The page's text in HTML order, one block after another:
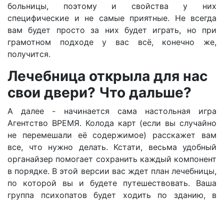
больницы, поэтому и свойства у них
специфические и не самые приятные. Не всегда
вам будет просто за них будет играть, но при
грамотном подходе у вас всё, конечно же,
получится.
Лечебница открыла для нас
свои двери? Что дальше?
А далее - начинается сама настольная игра
Агентство ВРЕМЯ. Колода карт (если вы случайно
не перемешали её содержимое) расскажет вам
все, что нужно делать. Кстати, весьма удобный
органайзер помогает сохранить каждый компонент
в порядке. В этой версии вас ждет план лечебницы,
по которой вы и будете путешествовать. Ваша
группа психопатов будет ходить по зданию, в